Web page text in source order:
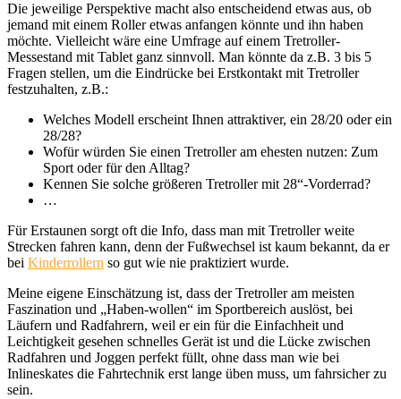
Die jeweilige Perspektive macht also entscheidend etwas aus, ob
jemand mit einem Roller etwas anfangen könnte und ihn haben
möchte. Vielleicht wäre eine Umfrage auf einem Tretroller-
Messestand mit Tablet ganz sinnvoll. Man könnte da z.B. 3 bis 5
Fragen stellen, um die Eindrücke bei Erstkontakt mit Tretroller
festzuhalten, z.B.:
Welches Modell erscheint Ihnen attraktiver, ein 28/20 oder ein
28/28?
Wofür würden Sie einen Tretroller am ehesten nutzen: Zum
Sport oder für den Alltag?
Kennen Sie solche größeren Tretroller mit 28“-Vorderrad?
…
Für Erstaunen sorgt oft die Info, dass man mit Tretroller weite
Strecken fahren kann, denn der Fußwechsel ist kaum bekannt, da er
bei Kinderrollern so gut wie nie praktiziert wurde.
Meine eigene Einschätzung ist, dass der Tretroller am meisten
Faszination und „Haben-wollen“ im Sportbereich auslöst, bei
Läufern und Radfahrern, weil er ein für die Einfachheit und
Leichtigkeit gesehen schnelles Gerät ist und die Lücke zwischen
Radfahren und Joggen perfekt füllt, ohne dass man wie bei
Inlineskates die Fahrtechnik erst lange üben muss, um fahrsicher zu
sein.